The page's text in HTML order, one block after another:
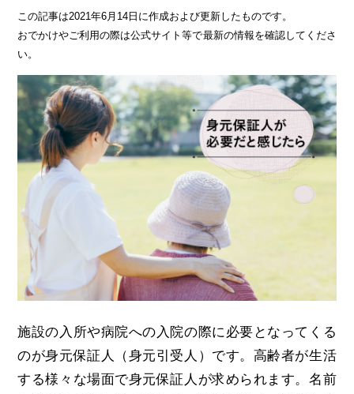
この記事は2021年6月14日に作成および更新したものです。
おでかけやご利用の際は公式サイト等で最新の情報を確認してくださ
い。
施設の入所や病院への入院の際に必要となってくる
のが身元保証人（身元引受人）です。高齢者が生活
する様々な場面で身元保証人が求められます。名前